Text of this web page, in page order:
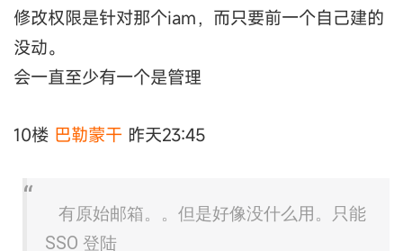
修改权限是针对那个iam，而只要前一个自己建的
没动。
会一直至少有一个是管理
10楼 巴勒蒙干 昨天23:45
有原始邮箱。。但是好像没什么用。只能
SSO 登陆